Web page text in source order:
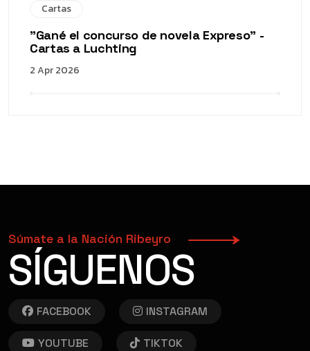
Cartas
"Gané el concurso de novela Expreso" -
Cartas a Luchting
2 Apr 2026
Súmate a la Nación Ribeyro
SÍGUENOS
FACEBOOK INSTAGRAM
YOUTUBE TIKTOK